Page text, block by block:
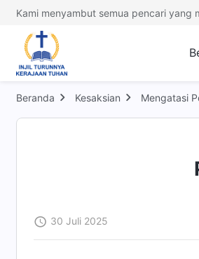
Kami menyambut semua pencari yang
Beranda Kesaksian Mengatasi
30 Juli 2025